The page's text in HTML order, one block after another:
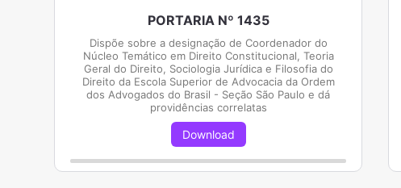
PORTARIA Nº 1435
Dispõe sobre a designação de Coordenador do
Núcleo Temático em Direito Constitucional, Teoria
Geral do Direito, Sociologia Jurídica e Filosofia do
Direito da Escola Superior de Advocacia da Ordem
dos Advogados do Brasil - Seção São Paulo e dá
providências correlatas
Download